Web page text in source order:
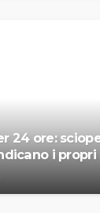
24 ore:
i